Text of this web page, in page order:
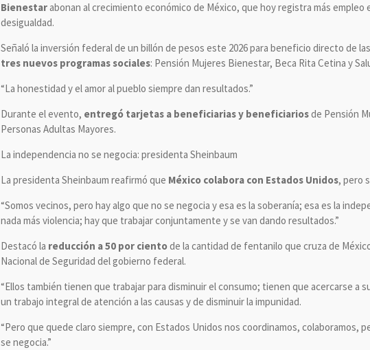
Bienestar abonan al crecimiento económico de México, que hoy registra más
desigualdad.
Señaló la inversión federal de un billón de pesos este 2026 para beneficio directo de
tres nuevos programas sociales: Pensión Mujeres Bienestar, Beca Rita Cetina y
“La honestidad y el amor al pueblo siempre dan resultados.”
Durante el evento, entregó tarjetas a beneficiarias y beneficiariosde Pensión
Personas Adultas Mayores.
La independencia no se negocia: presidenta Sheinbaum
La presidenta Sheinbaum reafirmó que México colabora con Estados Unidos, pero
“Somos vecinos, pero hay algo que no se negocia y esa es la soberanía; esa es la
nada más violencia; hay que trabajar conjuntamente y se van dando resultados.”
Destacó la reducción a 50 por cientode la cantidad de fentanilo que cruza de
Nacional de Seguridad del gobierno federal.
“Ellos también tienen que trabajar para disminuir el consumo; tienen que acercarse a
un trabajo integral de atención a las causas y de disminuir la impunidad.
“Pero que quede claro siempre, con Estados Unidos nos coordinamos, colaboramos,
se negocia.”